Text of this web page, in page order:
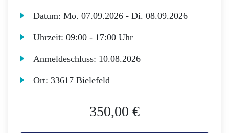
Datum:Mo. 07.09.2026 -Di. 08.09.2026
Uhrzeit:09:00 - 17:00 Uhr
Anmeldeschluss: 10.08.2026
Ort:33617 Bielefeld
350,00 €